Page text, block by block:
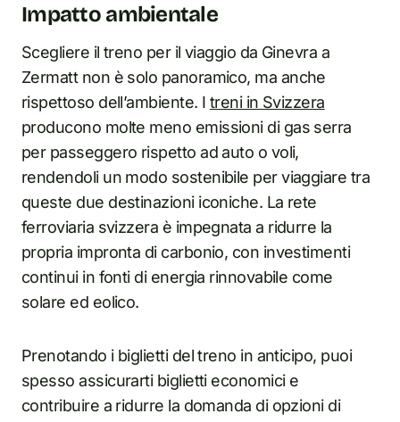
Impatto ambientale
Scegliere il treno per il viaggio da Ginevra a
Zermatt non è solo panoramico, ma anche
rispettoso dell’ambiente. I treni in Svizzera
producono molte meno emissioni di gas serra
per passeggero rispetto ad auto o voli,
rendendoli un modo sostenibile per viaggiare tra
queste due destinazioni iconiche. La rete
ferroviaria svizzera è impegnata a ridurre la
propria impronta di carbonio, con investimenti
continui in fonti di energia rinnovabile come
solare ed eolico.
Prenotando i biglietti del treno in anticipo, puoi
spesso assicurarti biglietti economici e
contribuire a ridurre la domanda di opzioni di